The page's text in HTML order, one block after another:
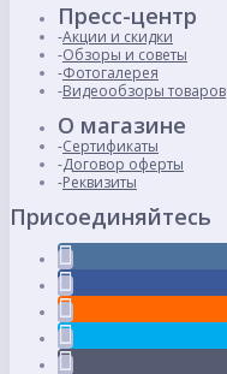
Пресс-центр
Акции и скидки
Обзоры и советы
Фотогалерея
Видеообзоры товаров
О магазине
Сертификаты
Договор оферты
Реквизиты
Присоединяйтесь